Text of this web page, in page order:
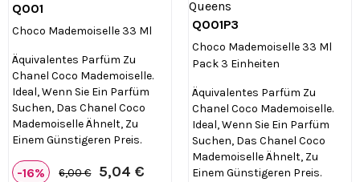
Q001
Choco Mademoiselle 33 Ml
Äquivalentes Parfüm Zu
Chanel Coco Mademoiselle.
Ideal, Wenn Sie Ein Parfüm
Suchen, Das Chanel Coco
Mademoiselle Ähnelt, Zu
Einem Günstigeren Preis.
-16% 6,00 € 5,04 €

Q001P3
Choco Mademoiselle 33 Ml
Pack 3 Einheiten
Äquivalentes Parfüm Zu
Chanel Coco Mademoiselle.
Ideal, Wenn Sie Ein Parfüm
Suchen, Das Chanel Coco
Mademoiselle Ähnelt, Zu
Einem Günstigeren Preis.